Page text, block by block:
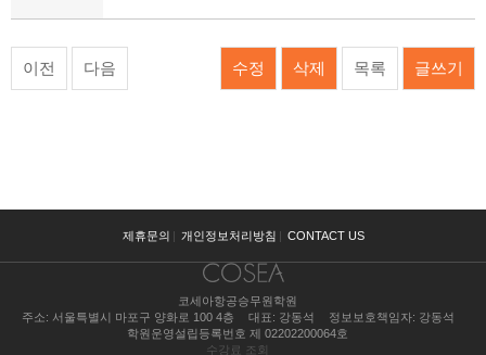
이전 다음 수정 삭제 목록 글쓰기
제휴문의 | 개인정보처리방침 | CONTACT US
코세아항공승무원학원
주소: 서울특별시 마포구 양화로 100 4층
대표: 강동석
정보보호책임자: 강동석
학원운영설립등록번호 제 02202200064호
수강료 조회